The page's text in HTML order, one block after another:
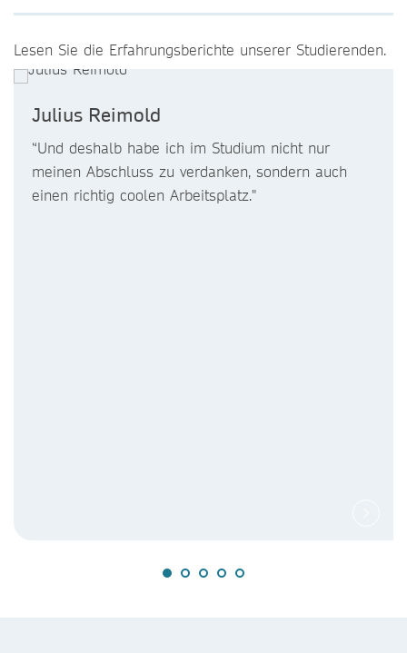
Lesen Sie die Erfahrungsberichte unserer Studierenden.
Julius Reimold
“Und deshalb habe ich im Studium nicht nur
meinen Abschluss zu verdanken, sondern auch
einen richtig coolen Arbeitsplatz."